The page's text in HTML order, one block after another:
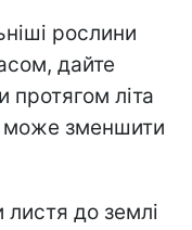
рослини
дайте
протягом літа
може зменшити
листя до землі